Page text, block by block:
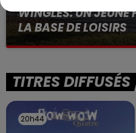
WINGLES: UN JEUNE
LA BASE DE LOISIRS
La victime a coulé à pic
TITRES DIFFUSÉS
20h44
20h44